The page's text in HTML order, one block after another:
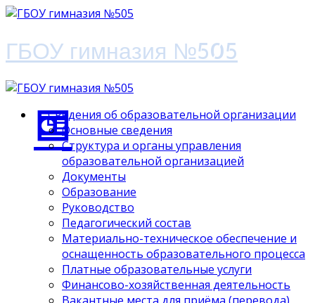
ГБОУ гимназия №505
Сведения об образовательной организации
Основные сведения
Структура и органы управления
образовательной организацией
Документы
Образование
Руководство
Педагогический состав
Материально-техническое обеспечение и
оснащенность образовательного процесса
Платные образовательные услуги
Финансово-хозяйственная деятельность